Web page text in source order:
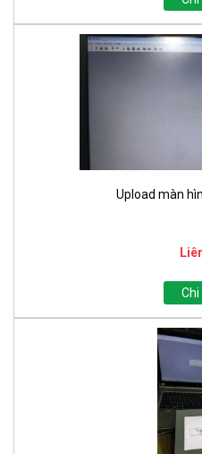
Upload màn